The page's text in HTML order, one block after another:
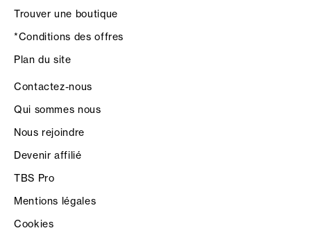
Trouver une boutique
*Conditions des offres
Plan du site
Contactez-nous
Qui sommes nous
Nous rejoindre
Devenir affilié
TBS Pro
Mentions légales
Cookies